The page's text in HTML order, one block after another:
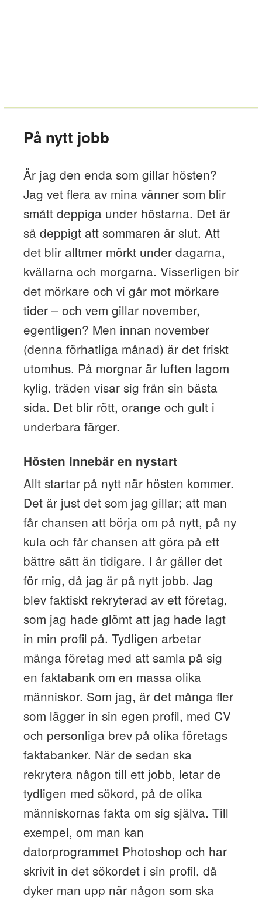
På nytt jobb
Är jag den enda som gillar hösten?
Jag vet flera av mina vänner som blir
smått deppiga under höstarna. Det är
så deppigt att sommaren är slut. Att
det blir alltmer mörkt under dagarna,
kvällarna och morgarna. Visserligen bir
det mörkare och vi går mot mörkare
tider – och vem gillar november,
egentligen? Men innan november
(denna förhatliga månad) är det friskt
utomhus. På morgnar är luften lagom
kylig, träden visar sig från sin bästa
sida. Det blir rött, orange och gult i
underbara färger.
Hösten innebär en nystart
Allt startar på nytt när hösten kommer.
Det är just det som jag gillar; att man
får chansen att börja om på nytt, på ny
kula och får chansen att göra på ett
bättre sätt än tidigare. I år gäller det
för mig, då jag är på nytt jobb. Jag
blev faktiskt rekryterad av ett företag,
som jag hade glömt att jag hade lagt
in min profil på. Tydligen arbetar
många företag med att samla på sig
en faktabank om en massa olika
människor. Som jag, är det många fler
som lägger in sin egen profil, med CV
och personliga brev på olika företags
faktabanker. När de sedan ska
rekrytera någon till ett jobb, letar de
tydligen med sökord, på de olika
människornas fakta om sig själva. Till
exempel, om man kan
datorprogrammet Photoshop och har
skrivit in det sökordet i sin profil, då
dyker man upp när någon som ska